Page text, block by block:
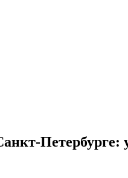
Петербурге: